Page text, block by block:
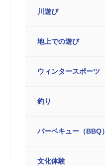
川遊び
地上での遊び
ウィンタースポーツ
釣り
バーベキュー（BBQ）
文化体験